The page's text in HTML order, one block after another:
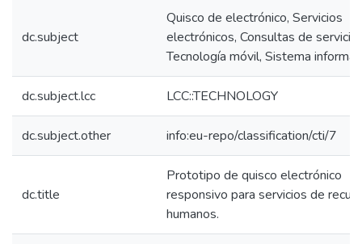
dc.subject
Quisco de electrónico, Servicios
electrónicos, Consultas de
Tecnología móvil, Sistema
dc.subject.lcc LCC::TECHNOLOGY
dc.subject.other info:eu-repo/classification/cti/7
dc.title
Prototipo de quisco electrónico
responsivo para servicios de
humanos.